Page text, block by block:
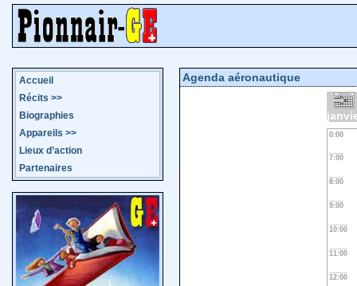
Accueil
Récits >>
Biographies
Appareils >>
Lieux d’action
Partenaires
Agenda aéronautique
0:00
7:00
8:00
9:00
10:00
11:00
12:00